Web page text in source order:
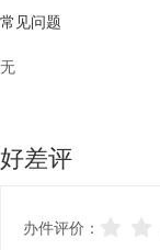
常见问题
无
好差评
办件评价：